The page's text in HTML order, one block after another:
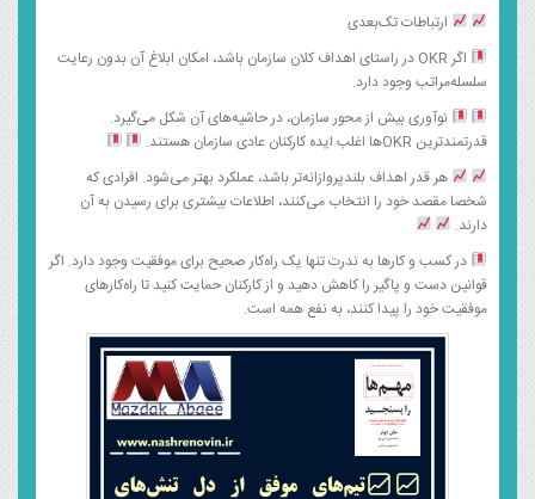
ارتباطات تک‌بعدی
اگر OKR در راستای اهداف کلان سازمان باشد، امکان ابلاغ آن بدون رعایت
سلسله‌مراتب وجود دارد.
نوآوری بیش از محور سازمان، در حاشیه‌های آن شکل می‌گیرد.
قدرتمندترین OKRها اغلب ایده کارکنان عادی سازمان هستند.
هر قدر اهداف بلندپروازانه‌تر باشد، عملکرد بهتر می‌شود. افرادی که
شخصا مقصد خود را انتخاب می‌کنند، اطلاعات بیشتری برای رسیدن به آن
دارند.
در کسب و کارها به ندرت تنها یک راه‌کار صحیح برای موفقیت وجود دارد. اگر
قوانین دست و پاگیر را کاهش دهید و از کارکنان حمایت کنید تا راه‌کارهای
موفقیت خود را پیدا کنند، به نفع همه است.